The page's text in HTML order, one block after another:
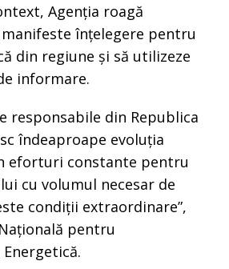
Agenția roagă
înțelegere pentru
din regiune și să utilizeze
informare.
responsabile din Republica
îndeaproape evoluția
eforturi constante pentru
cu volumul necesar de
condiții extraordinare”,
pentru